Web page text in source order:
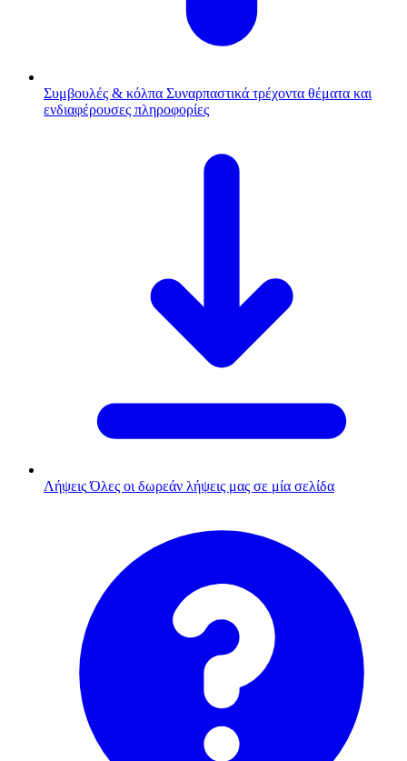
Συμβουλές & κόλπα Συναρπαστικά τρέχοντα θέματα και
ενδιαφέρουσες πληροφορίες
Λήψεις Όλες οι δωρεάν λήψεις μας σε μία σελίδα